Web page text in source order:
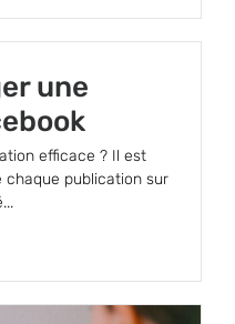
une
efficace ? Il est
chaque publication sur